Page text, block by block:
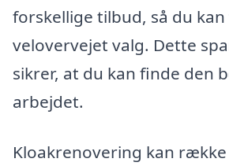
forskellige tilbud, så du
velovervejet valg. Dette
sikrer, at du kan finde den
arbejdet.
Kloakrenovering kan